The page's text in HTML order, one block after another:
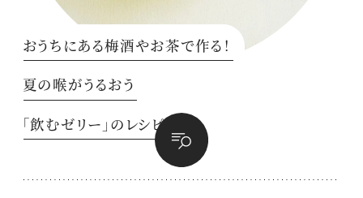
おうちにある梅酒やお茶で作る！
夏の喉がうるおう
「飲むゼリー」のレシピ